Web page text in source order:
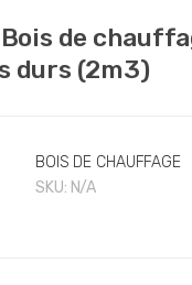
Bois de
durs (2m3)
BOIS DE CHAUFFAGE
SKU: N/A